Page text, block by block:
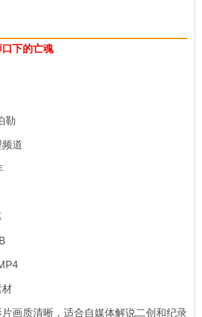
口下的亡魂
勒
频道
材
片画质清晰，适合自媒体解说二创和纪录